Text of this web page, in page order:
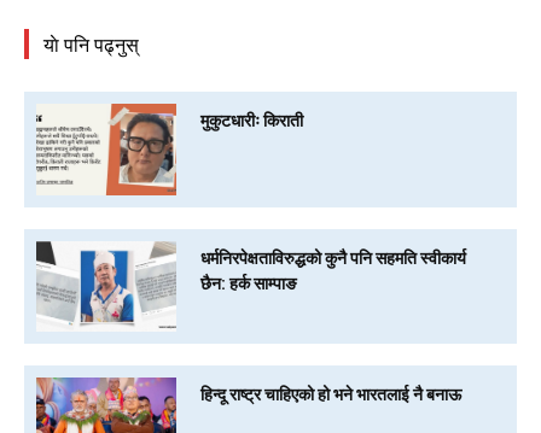
याे पनि पढ्नुस्
मुकुटधारीः किराती
धर्मनिरपेक्षताविरुद्धको कुनै पनि सहमति स्वीकार्य
छैन: हर्क साम्पाङ
हिन्दू राष्ट्र चाहिएको हो भने भारतलाई नै बनाऊ